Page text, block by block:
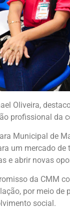
Oliveira,
profissional da
Municipal de
um mercado
e abrir novas
da CMM
por meio de
social.